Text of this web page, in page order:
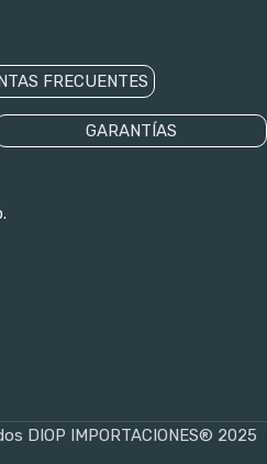
FRECUENTES
GARANTÍAS
DIOP IMPORTACIONES® 2025